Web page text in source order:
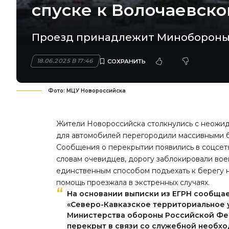
спуске к
Проезд принадлежит
18.06.2025 В 17:46
Фото: МЦУ Новороссийска
Жители Новороссийска столкнулись с
для автомобилей перегородили массивными
Сообщения о перекрытии появились в
словам очевидцев, дорогу заблокировали
единственным способом подъехать к
помощь проезжала в экстренных случаях.
На основании выписки из ЕГРН
«Северо-Кавказское
Министерства обороны Российской
перекрыт в связи со служебной